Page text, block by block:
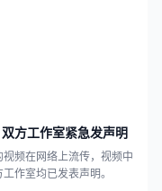
方工作室紧急发声明
频在网络上流传，视频中
作室均已发表声明。